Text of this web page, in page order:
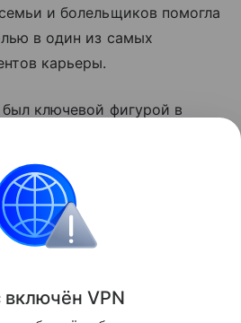
и болельщиков помогла
в один из самых
карьеры.
ключевой фигурой в
"Барселоне", а затем
всей карьеры в
Семья просит уважать
тяжелый период скорби.
Поделиться
включён VPN